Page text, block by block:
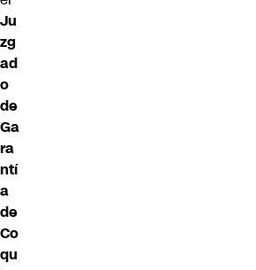
Ju
zg
ad
o
de
Ga
ra
ntí
a
de
Co
qu